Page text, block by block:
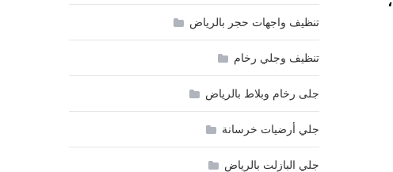
تنظيف واجهات حجر بالرياض
تنظيف وجلي رخام
جلى رخام وبلاط بالرياض
جلي أرضيات خرسانة
جلي البازلت بالرياض